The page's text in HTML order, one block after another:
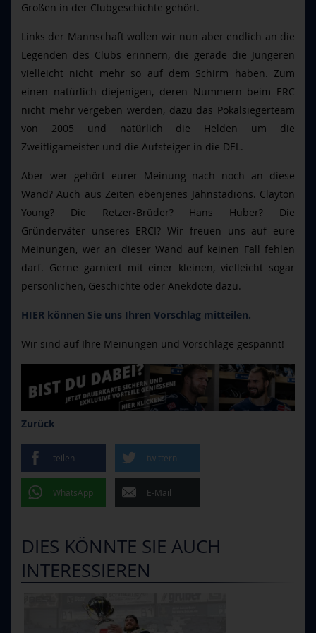
Großen in der Clubgeschichte gehört.
Links der Mannschaft wollen wir nun aber endlich an die
Legenden des Clubs erinnern, die gerade die Jüngeren
vielleicht nicht mehr so auf dem Schirm haben. Zum
einen natürlich diejenigen, deren Nummern beim ERC
nicht mehr vergeben werden, dazu das Pokalsiegerteam
von 2005 und natürlich die Helden um die
Zweitligameister und die Aufsteiger in die DEL.
Aber wer gehört eurer Meinung nach noch an diese
Wand? Auch aus Zeiten ebenjenes Jahnstadions. Clayton
Young? Die Retzer-Brüder? Hans Huber? Die
Gründerväter unseres ERCI? Wir freuen uns auf eure
Meinungen, wer an dieser Wand auf keinen Fall fehlen
darf. Gerne garniert mit einer kleinen, vielleicht sogar
persönlichen, Geschichte oder Anekdote dazu.
HIER können Sie uns Ihren Vorschlag mitteilen.
Wir sind auf Ihre Meinungen und Vorschläge gespannt!
Zurück
teilen twittern
WhatsApp E-Mail
DIES KÖNNTE SIE AUCH
INTERESSIEREN